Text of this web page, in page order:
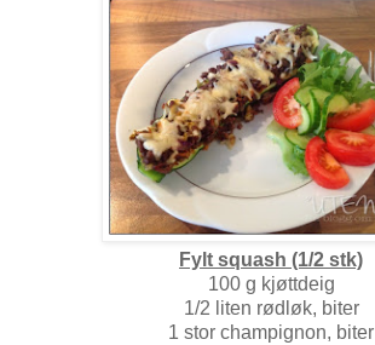
Fylt squash (1/2 stk)
100 g kjøttdeig
1/2 liten rødløk, biter
1 stor champignon, biter